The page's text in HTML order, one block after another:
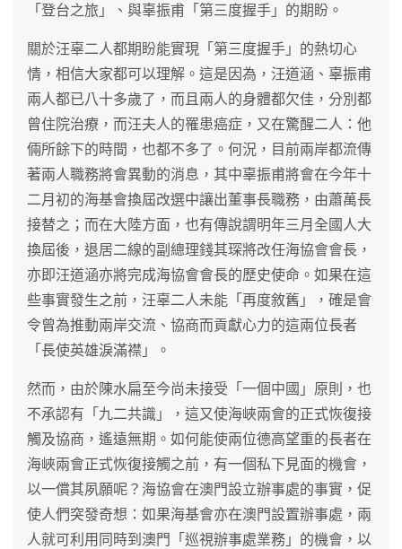
「登台之旅」、與辜振甫「第三度握手」的期盼。
關於汪辜二人都期盼能實現「第三度握手」的熱切心
情，相信大家都可以理解。這是因為，汪道涵、辜振甫
兩人都已八十多歲了，而且兩人的身體都欠佳，分別都
曾住院治療，而汪夫人的罹患癌症，又在驚醒二人：他
倆所餘下的時間，也都不多了。何況，目前兩岸都流傳
著兩人職務將會異動的消息，其中辜振甫將會在今年十
二月初的海基會換屆改選中讓出董事長職務，由蕭萬長
接替之；而在大陸方面，也有傳說謂明年三月全國人大
換屆後，退居二線的副總理錢其琛將改任海協會會長，
亦即汪道涵亦將完成海協會會長的歷史使命。如果在這
些事實發生之前，汪辜二人未能「再度敘舊」，確是會
令曾為推動兩岸交流、協商而貢獻心力的這兩位長者
「長使英雄淚滿襟」。
然而，由於陳水扁至今尚未接受「一個中國」原則，也
不承認有「九二共識」，這又使海峽兩會的正式恢復接
觸及協商，遙遠無期。如何能使兩位德高望重的長者在
海峽兩會正式恢復接觸之前，有一個私下見面的機會，
以一償其夙願呢？海協會在澳門設立辦事處的事實，促
使人們突發奇想：如果海基會亦在澳門設置辦事處，兩
人就可利用同時到澳門「巡視辦事處業務」的機會，以